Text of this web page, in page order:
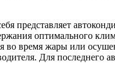
представляет
оптимального
во время жары или
Для последнего